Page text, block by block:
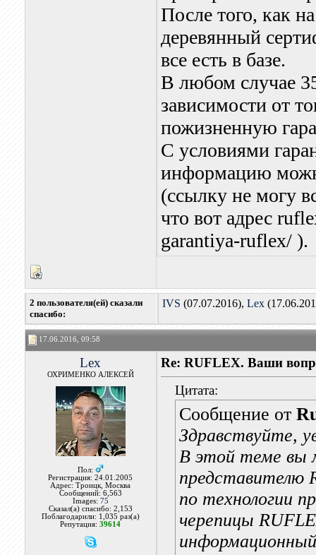
После того, как
деревянный
все есть в базе.
В любом случае
зависимости от
пожизненную
С условиями
информацию
(ссылку не могу
что вот адрес
garantiya-ruflex/ ).
2 пользователя(ей) сказали
cпасибо:
IVS (07.07.2016), Lex
17.06.2016, 09:58
Lex
ОХРИМЕНКО АЛЕКСЕЙ
Пол:
Регистрация: 24.01.2005
Адрес: Троицк, Москва
Сообщений: 6,563
Images: 75
Сказал(а) спасибо: 2,153
Поблагодарили: 1,035 раз(а)
Репутация:39614
Re: RUFLEX. Ваши
Цитата:
Сообщение от
Здравствуйте,
В этой теме вы
представителю
по технологии
черепицы